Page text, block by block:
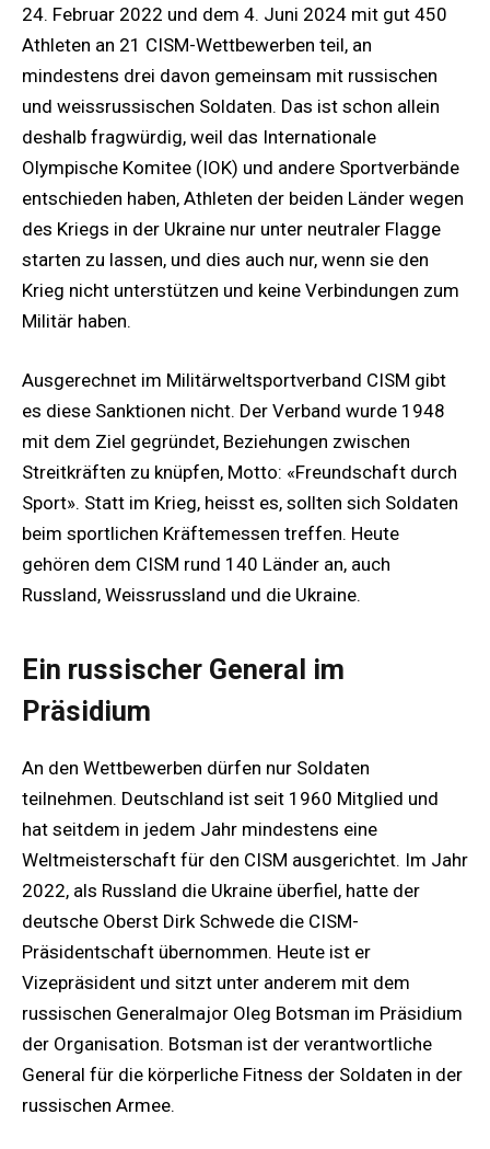
24. Februar 2022 und dem 4. Juni 2024 mit gut 450
Athleten an 21 CISM-Wettbewerben teil, an
mindestens drei davon gemeinsam mit russischen
und weissrussischen Soldaten. Das ist schon allein
deshalb fragwürdig, weil das Internationale
Olympische Komitee (IOK) und andere Sportverbände
entschieden haben, Athleten der beiden Länder wegen
des Kriegs in der Ukraine nur unter neutraler Flagge
starten zu lassen, und dies auch nur, wenn sie den
Krieg nicht unterstützen und keine Verbindungen zum
Militär haben.
Ausgerechnet im Militärweltsportverband CISM gibt
es diese Sanktionen nicht. Der Verband wurde 1948
mit dem Ziel gegründet, Beziehungen zwischen
Streitkräften zu knüpfen, Motto: «Freundschaft durch
Sport». Statt im Krieg, heisst es, sollten sich Soldaten
beim sportlichen Kräftemessen treffen. Heute
gehören dem CISM rund 140 Länder an, auch
Russland, Weissrussland und die Ukraine.
Ein russischer General im
Präsidium
An den Wettbewerben dürfen nur Soldaten
teilnehmen. Deutschland ist seit 1960 Mitglied und
hat seitdem in jedem Jahr mindestens eine
Weltmeisterschaft für den CISM ausgerichtet. Im Jahr
2022, als Russland die Ukraine überfiel, hatte der
deutsche Oberst Dirk Schwede die CISM-
Präsidentschaft übernommen. Heute ist er
Vizepräsident und sitzt unter anderem mit dem
russischen Generalmajor Oleg Botsman im Präsidium
der Organisation. Botsman ist der verantwortliche
General für die körperliche Fitness der Soldaten in der
russischen Armee.